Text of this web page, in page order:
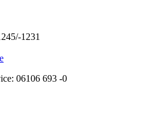
1231
06106 693 -0